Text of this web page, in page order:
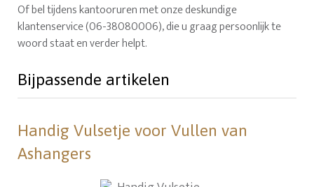
Of bel tijdens kantooruren met onze deskundige
klantenservice (06-38080006), die u graag persoonlijk te
woord staat en verder helpt.
Bijpassende artikelen
Handig Vulsetje voor Vullen van
Ashangers